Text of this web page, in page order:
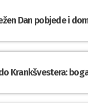
Dan pobjede i
Krankšvestera: